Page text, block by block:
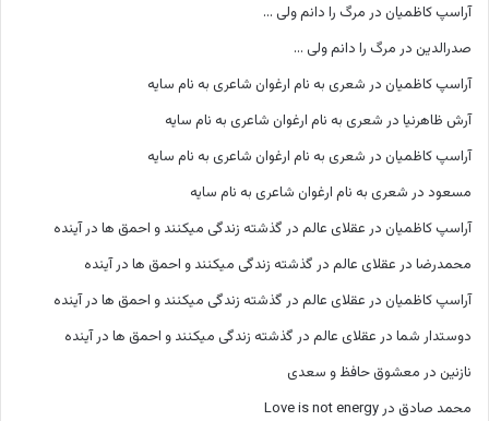
آراسپ کاظمیان در مرگ را دانم ولی …
صدرالدین در مرگ را دانم ولی …
آراسپ کاظمیان در شعری به نام ارغوان شاعری به نام سایه
آرش ظاهرنیا در شعری به نام ارغوان شاعری به نام سایه
آراسپ کاظمیان در شعری به نام ارغوان شاعری به نام سایه
مسعود در شعری به نام ارغوان شاعری به نام سایه
آراسپ کاظمیان در عقلای عالم در گذشته زندگی میکنند و احمق ها در آینده
محمدرضا در عقلای عالم در گذشته زندگی میکنند و احمق ها در آینده
آراسپ کاظمیان در عقلای عالم در گذشته زندگی میکنند و احمق ها در آینده
دوستدار شما در عقلای عالم در گذشته زندگی میکنند و احمق ها در آینده
نازنین در معشوق حافظ و سعدی
محمد صادق در Love is not energy